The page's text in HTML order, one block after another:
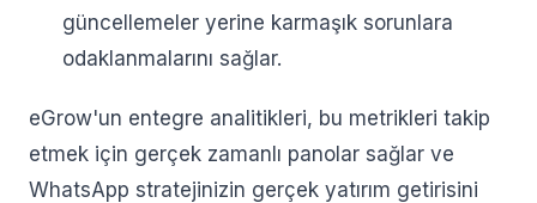
güncellemeler yerine karmaşık sorunlara
odaklanmalarını sağlar.
eGrow'un entegre analitikleri, bu metrikleri takip
etmek için gerçek zamanlı panolar sağlar ve
WhatsApp stratejinizin gerçek yatırım getirisini